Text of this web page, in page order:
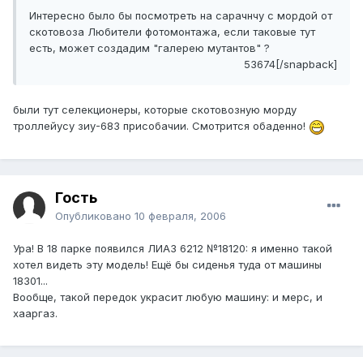
Интересно было бы посмотреть на сарачнчу с мордой от
скотовоза Любители фотомонтажа, если таковые тут
есть, может создадим "галерею мутантов" ?
53674[/snapback]
были тут селекционеры, которые скотовозную морду
троллейусу зиу-683 присобачии. Смотрится обаденно!
Гость
Опубликовано 10 февраля, 2006
Ура! В 18 парке появился ЛИАЗ 6212 №18120: я именно такой
хотел видеть эту модель! Ещё бы сиденья туда от машины
18301...
Вообще, такой передок украсит любую машину: и мерс, и
хааргаз.